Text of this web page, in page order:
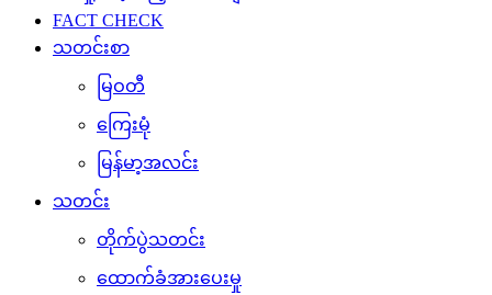
FACT CHECK
သတင်းစာ
မြဝတီ
ကြေးမုံ
မြန်မာ့အလင်း
သတင်း
တိုက်ပွဲသတင်း
ထောက်ခံအားပေးမှု